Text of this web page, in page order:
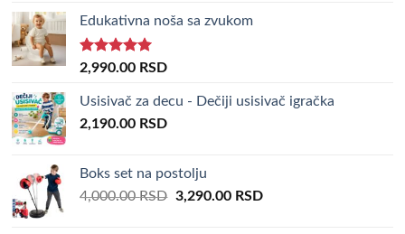
Edukativna noša sa zvukom
Rated5.00
2,990.00 RSD
Usisivač za decu - Dečiji usisivač igračka
2,190.00 RSD
Boks set na postolju
4,000.00RSD Original
3,290.00 RSDCurrent